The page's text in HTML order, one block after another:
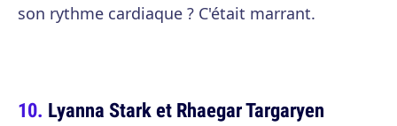
son rythme cardiaque ? C'était marrant.
Lyanna Stark et Rhaegar Targaryen